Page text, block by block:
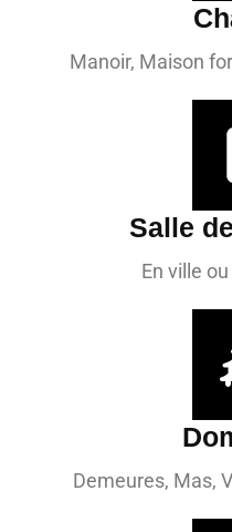
Manoir, Maison
Salle
En ville
Demeures, Mas,